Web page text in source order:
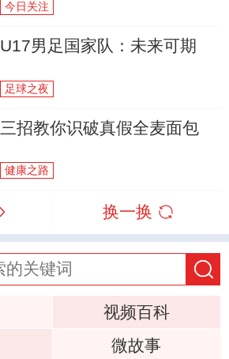
今日关注
U17男足国家队：未来可期
足球之夜
三招教你识破真假全麦面包
健康之路
换一换
视频百科
微故事